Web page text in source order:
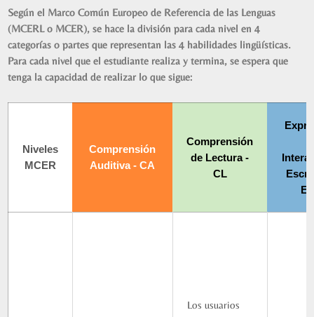
Según el Marco Común Europeo de Referencia de las Lenguas
(MCERL o MCER), se hace la división para cada nivel en 4
categorías o partes que representan las 4 habilidades lingüísticas.
Para cada nivel que el estudiante realiza y termina, se espera que
tenga la capacidad de realizar lo que sigue:
Niveles
MCER
Comprensión
Auditiva - CA
Comprensión
de Lectura -
CL
Los usuarios